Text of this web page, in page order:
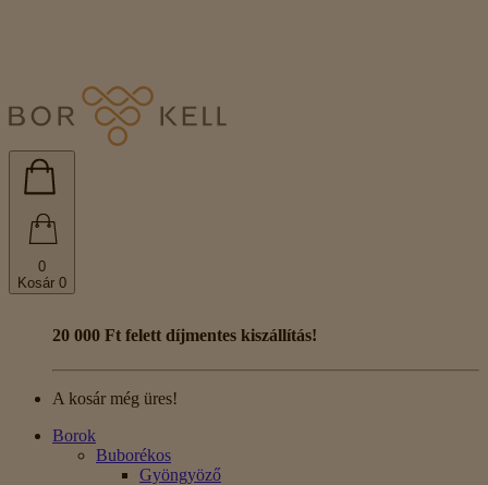
0
Kosár 0
20 000 Ft felett díjmentes kiszállítás!
A kosár még üres!
Borok
Buborékos
Gyöngyöző